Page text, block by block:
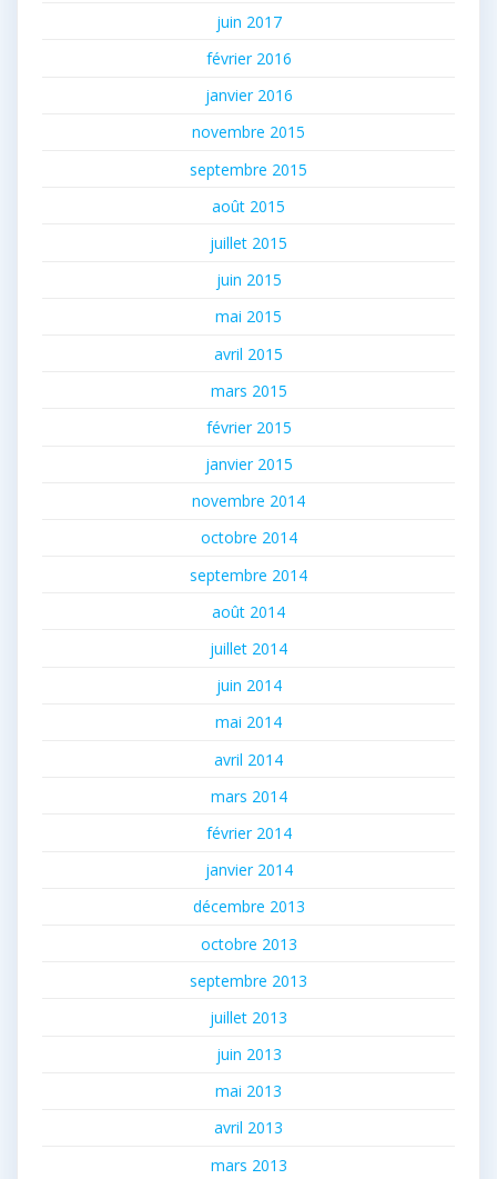
juin 2017
février 2016
janvier 2016
novembre 2015
septembre 2015
août 2015
juillet 2015
juin 2015
mai 2015
avril 2015
mars 2015
février 2015
janvier 2015
novembre 2014
octobre 2014
septembre 2014
août 2014
juillet 2014
juin 2014
mai 2014
avril 2014
mars 2014
février 2014
janvier 2014
décembre 2013
octobre 2013
septembre 2013
juillet 2013
juin 2013
mai 2013
avril 2013
mars 2013